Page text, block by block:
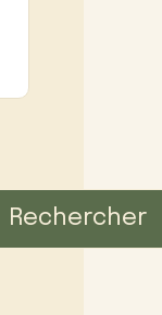
Rechercher